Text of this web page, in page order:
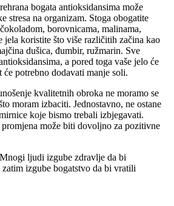
bogata antioksidansima može
stresa na organizam. Stoga obogatite
borovnicama, malinama,
jela koristite što više različitih začina kao
dušica, đumbir, ružmarin. Sve
a pored toga vaše jelo će
potrebno dodavati manje soli.
kvalitetnih obroka ne moramo se
moram izbaciti. Jednostavno, ne ostane
koje bismo trebali izbjegavati.
može biti dovoljno za pozitivne
ljudi izgube zdravlje da bi
izgube bogatstvo da bi vratili